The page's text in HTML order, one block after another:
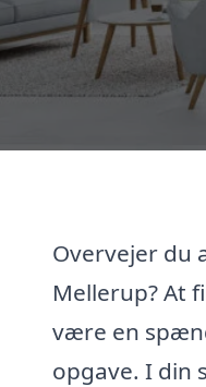
Overvejer du
Mellerup? At
være en
opgave. I din